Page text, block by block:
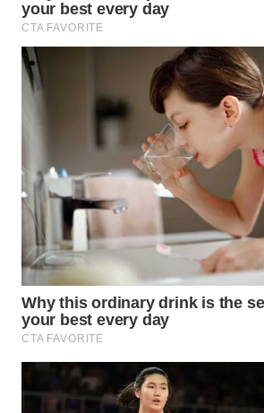
WN
NATUNA
BINTAN
WN
LIKUPANG
WN
LABUANBAJO
WN
BORNEO